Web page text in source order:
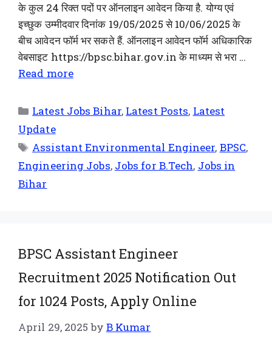
के कुल 24 रिक्त पदों पर ऑनलाइन आवेदन किया है. योग्य एवं
इच्छुक उम्मीदवार दिनांक 19/05/2025 से 10/06/2025 के
बीच आवेदन फॉर्म भर सकते हैं. ऑनलाइन आवेदन फॉर्म अधिकारिक
वेबसाइट https://bpsc.bihar.gov.in के माध्यम से भरा …
Read more
Latest Jobs Bihar, Latest Posts, Latest
Update
Assistant Environmental Engineer, BPSC,
Engineering Jobs, Jobs for B.Tech, Jobs in
Bihar
BPSC Assistant Engineer
Recruitment 2025 Notification Out
for 1024 Posts, Apply Online
April 29, 2025 by B Kumar